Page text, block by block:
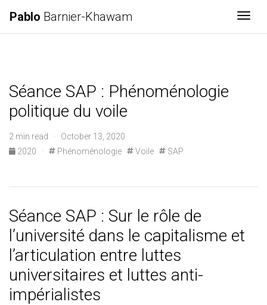
Pablo Barnier-Khawam
Séance SAP : Phénoménologie
politique du voile
2 min read · October 13, 2020
2020
· Phénoménologie Voile SAP
Séance SAP : Sur le rôle de
l’université dans le capitalisme et
l’articulation entre luttes
universitaires et luttes anti-
impérialistes